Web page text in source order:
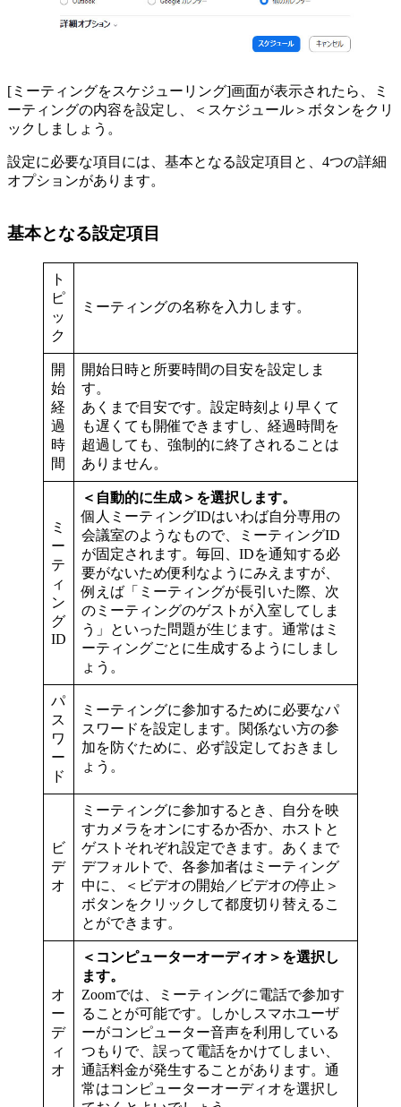
[ミーティングをスケジューリング]画面が表示されたら、ミ
ーティングの内容を設定し、＜スケジュール＞ボタンをクリ
ックしましょう。
設定に必要な項目には、基本となる設定項目と、4つの詳細
オプションがあります。
基本となる設定項目
ト
ピ
ッ
ク
ミーティングの名称を入力します。
開
始
経
過
時
間
開始日時と所要時間の目安を設定しま
す。
あくまで目安です。設定時刻より早くて
も遅くても開催できますし、経過時間を
超過しても、強制的に終了されることは
ありません。
ミ
ー
テ
ィ
ン
グ
ID
＜自動的に生成＞を選択します。
個人ミーティングIDはいわば自分専用の
会議室のようなもので、ミーティングID
が固定されます。毎回、IDを通知する必
要がないため便利なようにみえますが、
例えば「ミーティングが長引いた際、次
のミーティングのゲストが入室してしま
う」といった問題が生じます。通常はミ
ーティングごとに生成するようにしまし
ょう。
パ
ス
ワ
ー
ド
ミーティングに参加するために必要なパ
スワードを設定します。関係ない方の参
加を防ぐために、必ず設定しておきまし
ょう。
ビ
デ
オ
ミーティングに参加するとき、自分を映
すカメラをオンにするか否か、ホストと
ゲストそれぞれ設定できます。あくまで
デフォルトで、各参加者はミーティング
中に、＜ビデオの開始／ビデオの停止＞
ボタンをクリックして都度切り替えるこ
とができます。
オ
ー
デ
ィ
オ
＜コンピューターオーディオ＞を選択し
ます。
Zoomでは、ミーティングに電話で参加す
ることが可能です。しかしスマホユーザ
ーがコンピューター音声を利用している
つもりで、誤って電話をかけてしまい、
通話料金が発生することがあります。通
常はコンピューターオーディオを選択し